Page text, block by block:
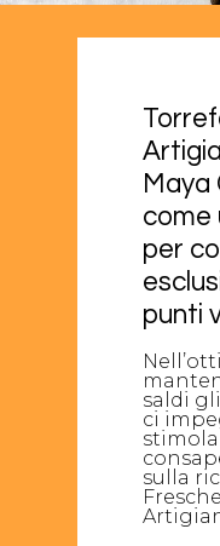
Maya
come
per
punti
saldi
ci
sulla